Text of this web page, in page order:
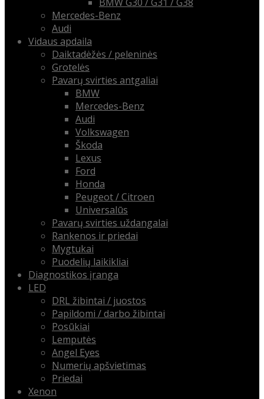
BMW G30 / G31 / G38
Mercedes-Benz
Audi
Vidaus apdaila
Daiktadėžės / peleninės
Grotelės
Pavarų svirties antgaliai
BMW
Mercedes-Benz
Audi
Volkswagen
Škoda
Lexus
Ford
Honda
Peugeot / Citroen
Universalūs
Pavarų svirties uždangalai
Rankenos ir priedai
Mygtukai
Puodelių laikikliai
Diagnostikos įranga
LED
DRL žibintai / juostos
Papildomi / darbo žibintai
Posūkiai
Lemputės
Angel Eyes
Numerių apšvietimas
Priedai
Xenon